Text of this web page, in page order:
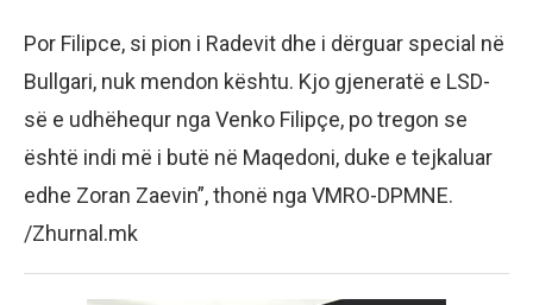
Por Filipce, si pion i Radevit dhe i dërguar special në
Bullgari, nuk mendon kështu. Kjo gjeneratë e LSD-
së e udhëhequr nga Venko Filipçe, po tregon se
është indi më i butë në Maqedoni, duke e tejkaluar
edhe Zoran Zaevin”, thonë nga VMRO-DPMNE.
/Zhurnal.mk